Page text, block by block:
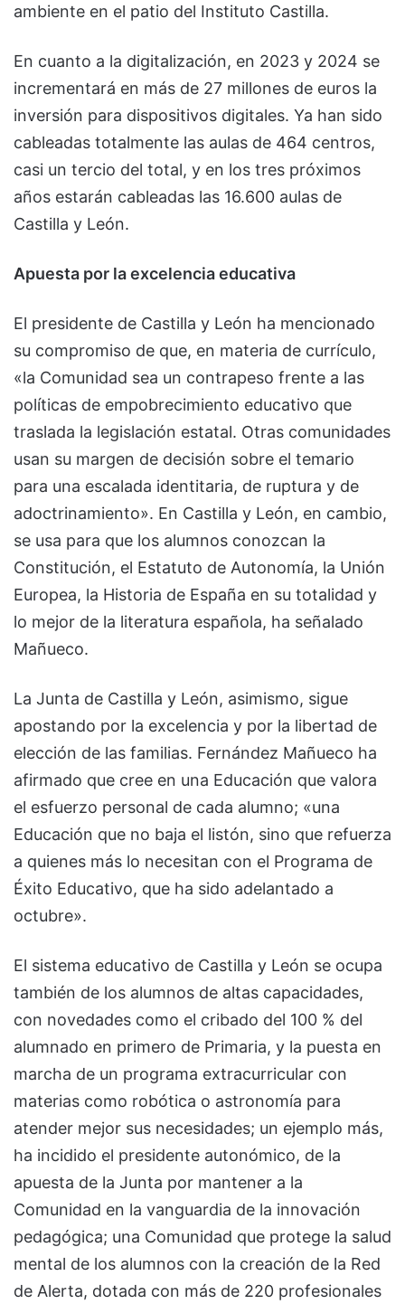
ambiente en el patio del Instituto Castilla.
En cuanto a la digitalización, en 2023 y 2024 se
incrementará en más de 27 millones de euros la
inversión para dispositivos digitales. Ya han sido
cableadas totalmente las aulas de 464 centros,
casi un tercio del total, y en los tres próximos
años estarán cableadas las 16.600 aulas de
Castilla y León.
Apuesta por la excelencia educativa
El presidente de Castilla y León ha mencionado
su compromiso de que, en materia de currículo,
«la Comunidad sea un contrapeso frente a las
políticas de empobrecimiento educativo que
traslada la legislación estatal. Otras comunidades
usan su margen de decisión sobre el temario
para una escalada identitaria, de ruptura y de
adoctrinamiento». En Castilla y León, en cambio,
se usa para que los alumnos conozcan la
Constitución, el Estatuto de Autonomía, la Unión
Europea, la Historia de España en su totalidad y
lo mejor de la literatura española, ha señalado
Mañueco.
La Junta de Castilla y León, asimismo, sigue
apostando por la excelencia y por la libertad de
elección de las familias. Fernández Mañueco ha
afirmado que cree en una Educación que valora
el esfuerzo personal de cada alumno; «una
Educación que no baja el listón, sino que refuerza
a quienes más lo necesitan con el Programa de
Éxito Educativo, que ha sido adelantado a
octubre».
El sistema educativo de Castilla y León se ocupa
también de los alumnos de altas capacidades,
con novedades como el cribado del 100 % del
alumnado en primero de Primaria, y la puesta en
marcha de un programa extracurricular con
materias como robótica o astronomía para
atender mejor sus necesidades; un ejemplo más,
ha incidido el presidente autonómico, de la
apuesta de la Junta por mantener a la
Comunidad en la vanguardia de la innovación
pedagógica; una Comunidad que protege la salud
mental de los alumnos con la creación de la Red
de Alerta, dotada con más de 220 profesionales